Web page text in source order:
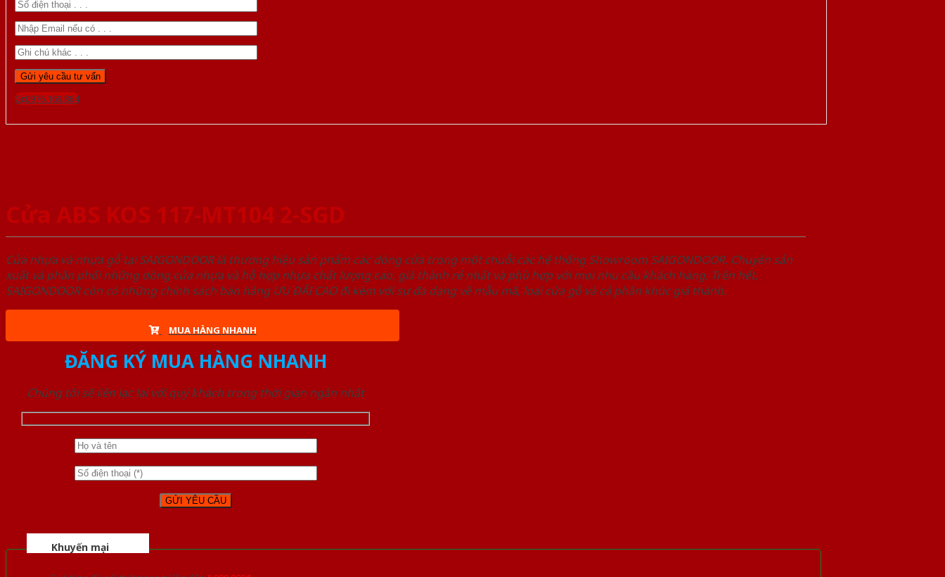
Gọi 0976.169.864
Cửa ABS KOS 117-MT104 2-SGD
Cửa nhựa và nhựa gỗ tại SAIGONDOOR là thương hiệu sản phẩm các dòng cửa trong một chuỗi các hệ thống Showroom SAIGONDOOR. Chuyên sản
xuất và phân phối những dòng cửa nhựa và hỗ hợp nhựa chất lượng cao, giá thành rẻ nhất và phù hợp với mọi nhu cầu khách hàng. Trên hết,
SAIGONDOOR còn có những chính sách bán hàng ƯU ĐÃI CAO đi kèm với sự đa dạng về mẫu mã, loại cửa gỗ và cả phân khúc giá thành.
MUA HÀNG NHANH
ĐĂNG KÝ MUA HÀNG NHANH
Chúng tôi sẽ liên lạc lại với quý khách trong thời gian ngắn nhất
Khuyến mại